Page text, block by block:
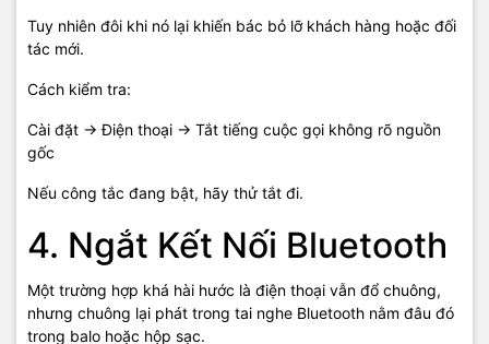
Tuy nhiên đôi khi nó lại khiến bác bỏ lỡ khách hàng hoặc đối
tác mới.
Cách kiểm tra:
Cài đặt → Điện thoại → Tắt tiếng cuộc gọi không rõ nguồn
gốc
Nếu công tắc đang bật, hãy thử tắt đi.
4. Ngắt Kết Nối Bluetooth
Một trường hợp khá hài hước là điện thoại vẫn đổ chuông,
nhưng chuông lại phát trong tai nghe Bluetooth nằm đâu đó
trong balo hoặc hộp sạc.